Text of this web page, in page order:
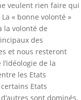
veulent rien faire qui
« bonne volonté »
la volonté de
des
et nous resteront
de la
les Etats
Etats
sont dominés.